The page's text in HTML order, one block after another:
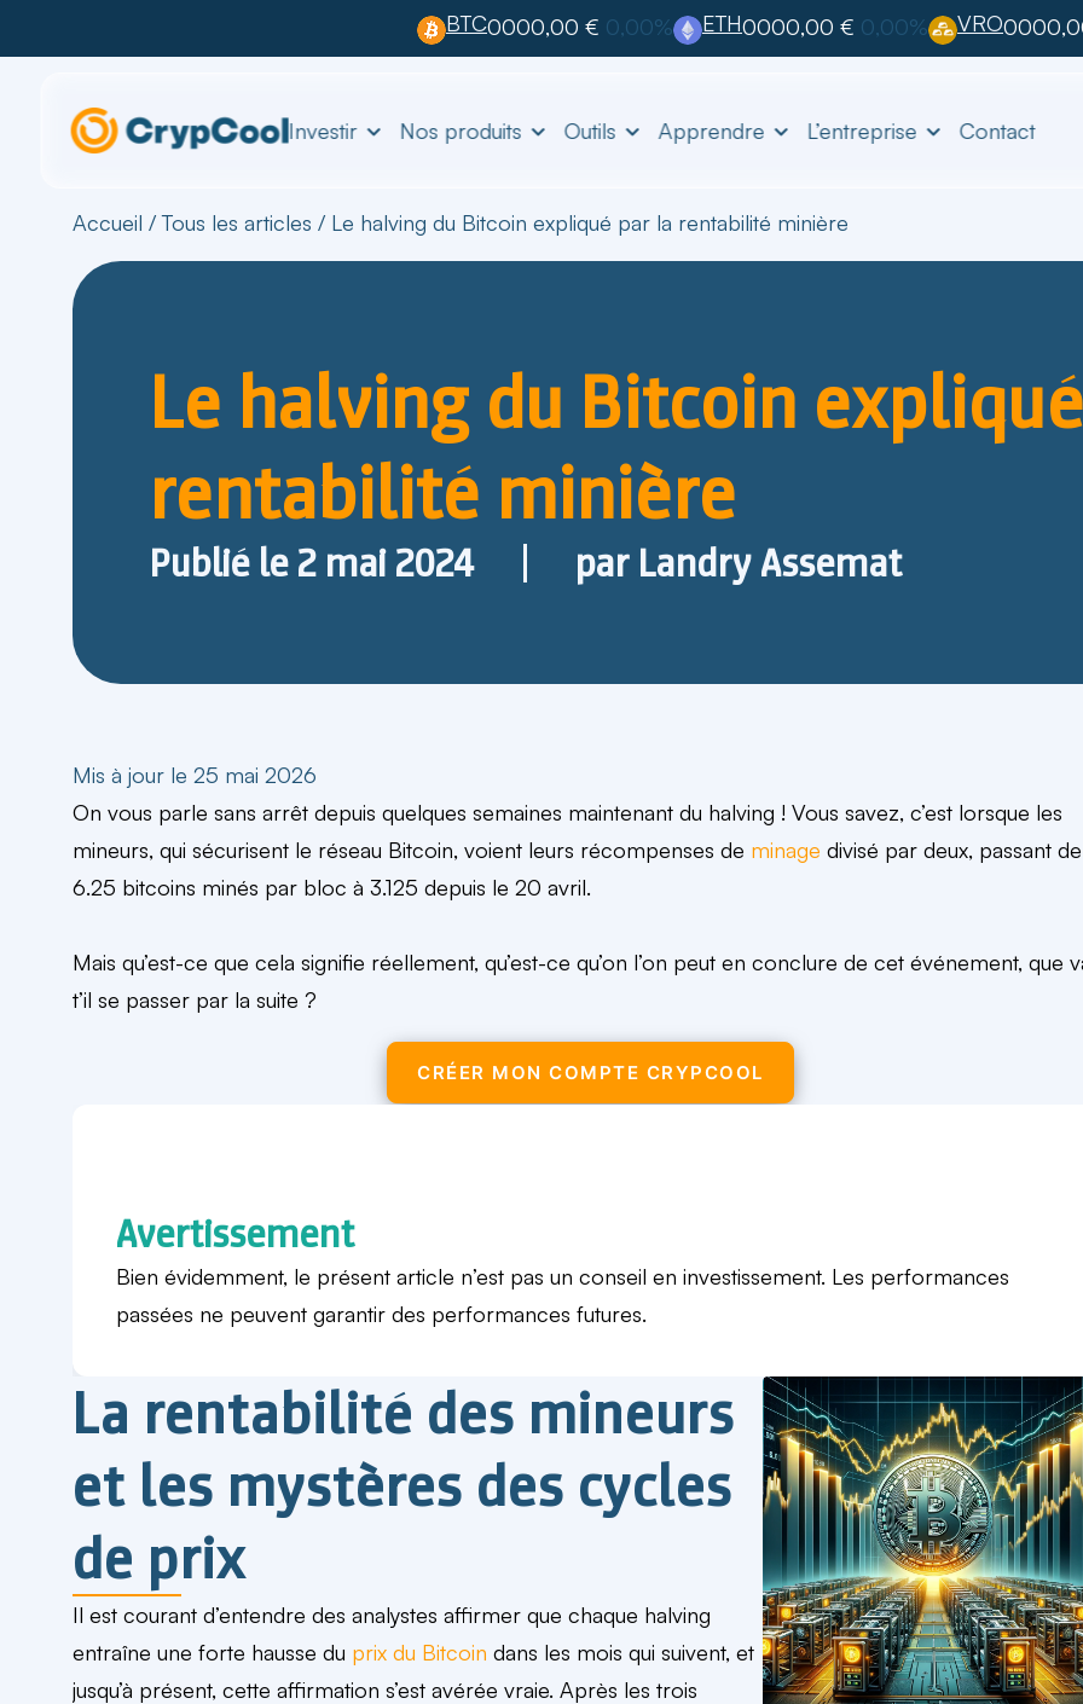
BTC0000,00 € 0,00% ETH0000,00 € 0,00% VRO
Investir Nos produits Outils Apprendre L’entreprise Contact
Accueil /Tous les articles / Le halving du Bitcoin expliqué par la rentabilité minière
Le halving du Bitcoin
rentabilité minière
Publié le2 mai 2024 par Landry Assemat
Mis à jour le 25 mai 2026
On vous parle sans arrêt depuis quelques semaines maintenant du halving ! Vous savez, c’est lorsque les
mineurs, qui sécurisent le réseau Bitcoin, voient leurs récompenses de minage divisé par deux, passant de
6.25 bitcoins minés par bloc à 3.125 depuis le 20 avril.
Mais qu’est-ce que cela signifie réellement, qu’est-ce qu’on l’on peut en conclure de cet événement, que
t’il se passer par la suite ?
CRÉER MON COMPTE CRYPCOOL
Avertissement
Bien évidemment, le présent article n’est pas un conseil en investissement. Les performances
passées ne peuvent garantir des performances futures.
La rentabilité des mineurs
et les mystères des cycles
de prix
Il est courant d’entendre des analystes affirmer que chaque halving
entraîne une forte hausse du prix du Bitcoin dans les mois qui suivent, et
jusqu’à présent, cette affirmation s’est avérée vraie. Après les trois